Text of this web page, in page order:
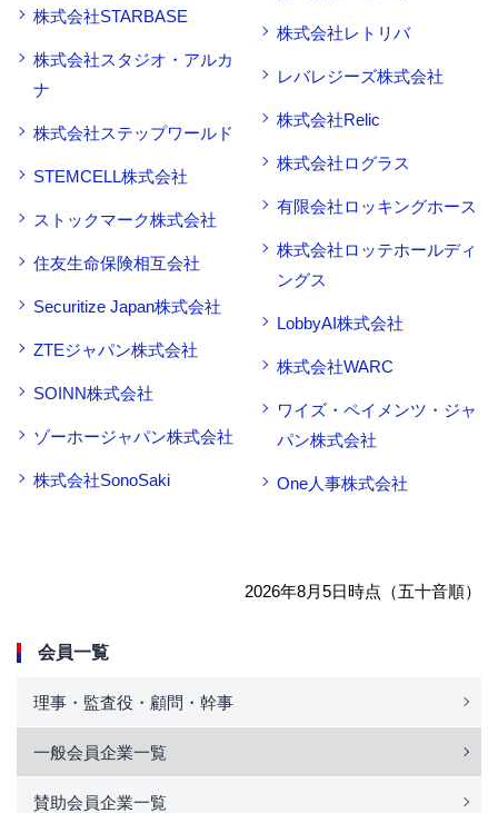
株式会社STARBASE
株式会社スタジオ・アルカ
ナ
株式会社ステップワールド
STEMCELL株式会社
ストックマーク株式会社
住友生命保険相互会社
Securitize Japan株式会社
ZTEジャパン株式会社
SOINN株式会社
ゾーホージャパン株式会社
株式会社SonoSaki
株式会社レトリバ
レバレジーズ株式会社
株式会社Relic
株式会社ログラス
有限会社ロッキングホース
株式会社ロッテホールディ
ングス
LobbyAI株式会社
株式会社WARC
ワイズ・ペイメンツ・ジャ
パン株式会社
One人事株式会社
2026年8月5日時点（五十音順）
会員一覧
理事・監査役・顧問・幹事
一般会員企業一覧
賛助会員企業一覧